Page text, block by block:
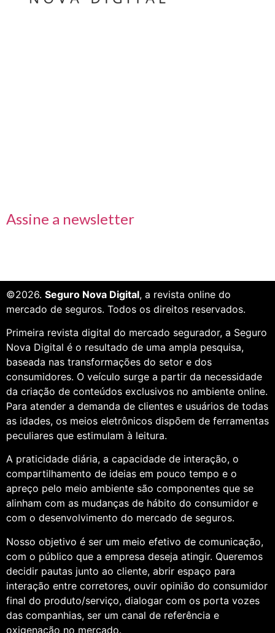
Assine a newsletter
©2026. Seguro Nova Digital, a revista online do
mercado de seguros. Todos os direitos reservados.
Primeira revista digital do mercado segurador, a Seguro
Nova Digital é o resultado de uma ampla pesquisa,
baseada nas transformações do setor e dos
consumidores. O veículo surge a partir da necessidade
da criação de conteúdos exclusivos no ambiente online.
Para atender a demanda de clientes e usuários de todas
as idades, os meios eletrônicos dispõem de ferramentas
peculiares que estimulam à leitura.
A praticidade diária, a capacidade de interação, o
compartilhamento de ideias em pouco tempo e o
apreço pelo meio ambiente são componentes que se
alinham com as mudanças de hábito do consumidor e
com o desenvolvimento do mercado de seguros.
Nosso objetivo é ser um meio efetivo de comunicação,
com o público que a empresa deseja atingir. Queremos
decidir pautas junto ao cliente, abrir espaço para
interação entre corretores, ouvir opinião do consumidor
final do produto/serviço, dialogar com os porta vozes
das companhias, ser um canal de referência e
oxigenação no mercado.